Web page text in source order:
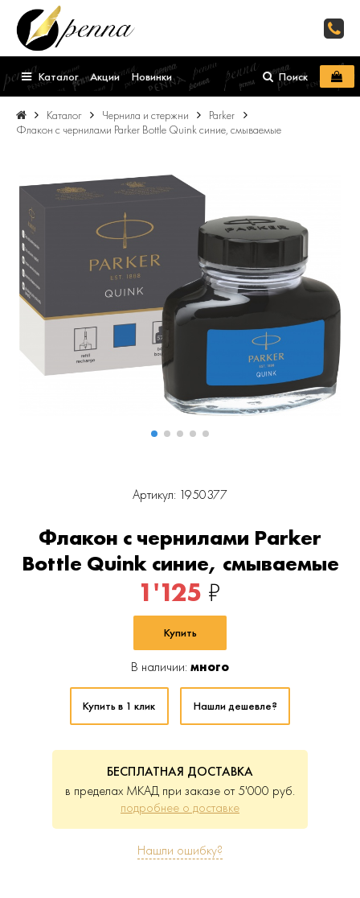
Каталог Акции Новинки Поиск
Каталог Чернила и стержни
Parker
Флакон с чернилами Parker Bottle Quink синие, смываемые
Артикул: 1950377
Флакон с чернилами Parker
Bottle Quink синие, смываемые
1'125 ₽
Купить
В наличии: много
Купить в 1 клик Нашли дешевле?
БЕСПЛАТНАЯ ДОСТАВКА
в пределах МКАД при заказе от 5'000 руб.
подробнее о доставке
Нашли ошибку?